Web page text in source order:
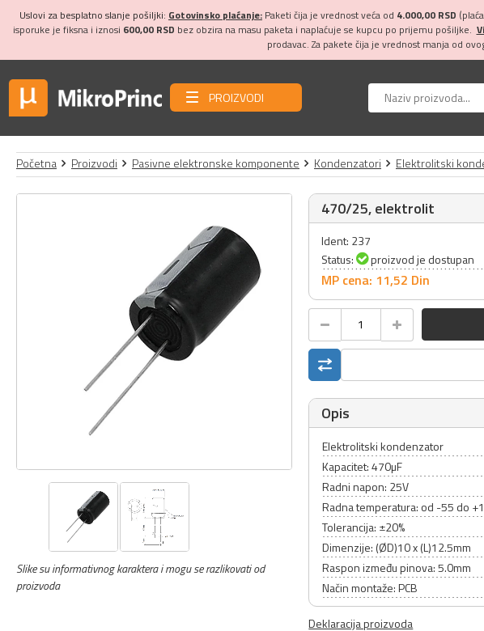
Uslovi za besplatno slanje pošiljki: Gotovinsko plaćanje: Paketi čija je vrednost veća od 4.000,00 RSD
isporuke je fiksna i iznosi 600,00 RSD bez obzira na masu paketa i naplaćuje se kupcu po prijemu pošiljke.
prodavac. Za pakete čija je vrednost manja od
PROIZVODI
Početna Proizvodi Pasivne elektronske komponente Kondenzatori Elektrolitski
Slike su informativnog karaktera i mogu se razlikovati od
proizvoda
470/25, elektrolit
Ident: 237
Status:
proizvod je dostupan
MP cena: 11,52 Din
Opis
Elektrolitski kondenzator
Kapacitet: 470µF
Radni napon: 25V
Radna temperatura: od -55 do
Tolerancija: ±20%
Dimenzije: (ØD)10 x (L)12.5mm
Raspon između pinova: 5.0mm
Način montaže: PCB
Deklaracija proizvoda